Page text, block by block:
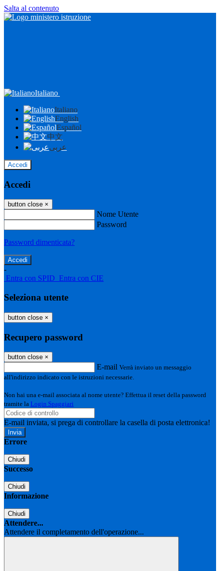
Salta al contenuto
Italiano
Italiano
English
Español
中文
عربى
Accedi
Accedi
button close ×
Nome Utente
Password
Password dimenticata?
-
Entra con SPID Entra con CIE
Seleziona utente
button close ×
Recupero password
button close ×
E-mail Verrà inviato un messaggio
all'indirizzo indicato con le istruzioni necessarie.
Non hai una e-mail associata al nome utente? Effettua il reset della password
tramite la Login Spaggiari
E-mail inviata, si prega di controllare la casella di posta elettronica!
Errore
Chiudi
Successo
Chiudi
Informazione
Chiudi
Attendere...
Attendere il completamento dell'operazione...